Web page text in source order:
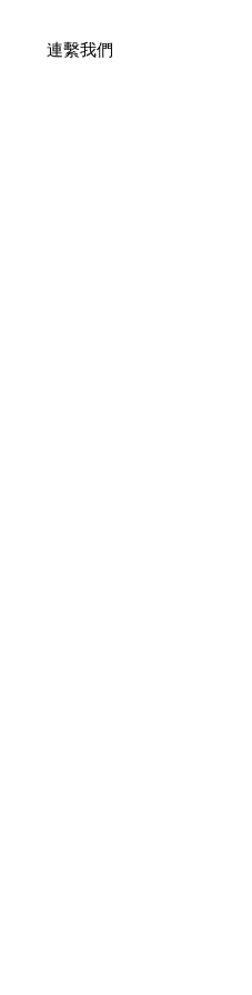
連繫我們